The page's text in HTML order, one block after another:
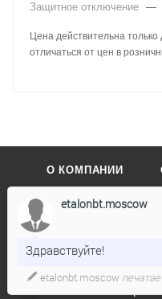
Защитное отключение —
Цена действительна
отличаться от цен в
О КОМПАНИИ
КАТАЛОГ
+7 495 032-
etalonbt.moscow
Здравствуйте!
etalonbt.moscow